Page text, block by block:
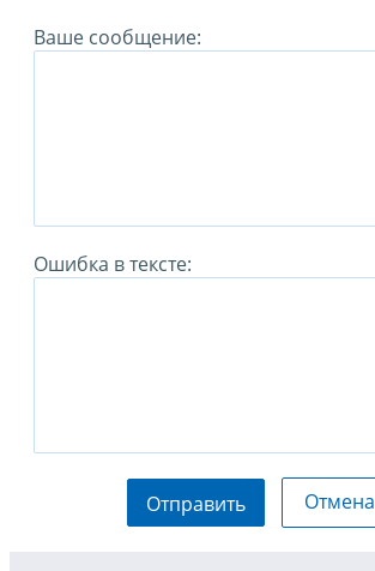
Ваше сообщение:
Ошибка в тексте:
Отправить Отмена